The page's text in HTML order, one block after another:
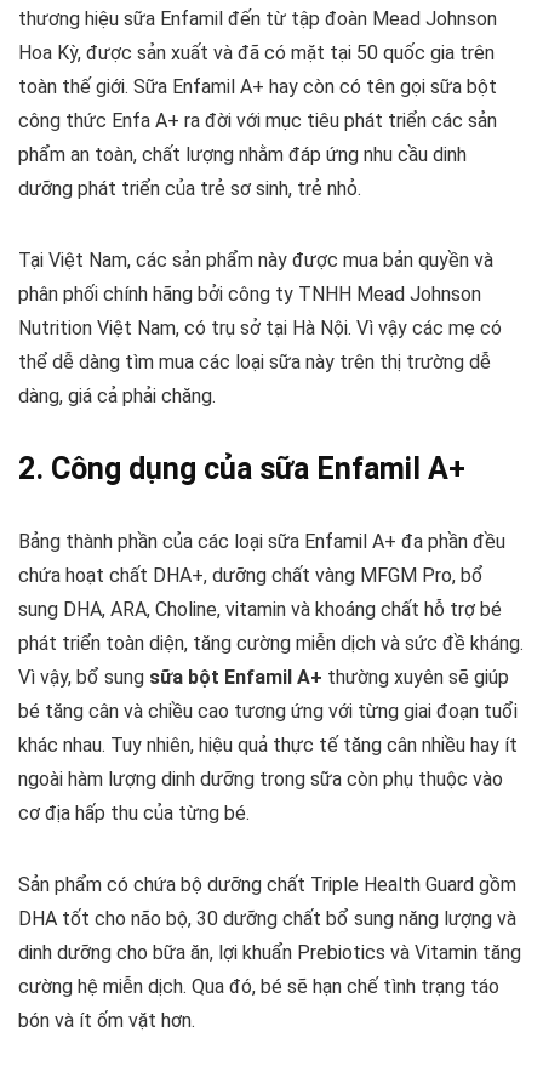
thương hiệu sữa Enfamil đến từ tập đoàn Mead Johnson
Hoa Kỳ, được sản xuất và đã có mặt tại 50 quốc gia trên
toàn thế giới. Sữa Enfamil A+ hay còn có tên gọi sữa bột
công thức Enfa A+ ra đời với mục tiêu phát triển các sản
phẩm an toàn, chất lượng nhằm đáp ứng nhu cầu dinh
dưỡng phát triển của trẻ sơ sinh, trẻ nhỏ.
Tại Việt Nam, các sản phẩm này được mua bản quyền và
phân phối chính hãng bởi công ty TNHH Mead Johnson
Nutrition Việt Nam, có trụ sở tại Hà Nội. Vì vậy các mẹ có
thể dễ dàng tìm mua các loại sữa này trên thị trường dễ
dàng, giá cả phải chăng.
2. Công dụng của sữa Enfamil A+
Bảng thành phần của các loại sữa Enfamil A+ đa phần đều
chứa hoạt chất DHA+, dưỡng chất vàng MFGM Pro, bổ
sung DHA, ARA, Choline, vitamin và khoáng chất hỗ trợ bé
phát triển toàn diện, tăng cường miễn dịch và sức đề kháng.
Vì vậy, bổ sung sữa bột Enfamil A+ thường xuyên sẽ giúp
bé tăng cân và chiều cao tương ứng với từng giai đoạn tuổi
khác nhau. Tuy nhiên, hiệu quả thực tế tăng cân nhiều hay ít
ngoài hàm lượng dinh dưỡng trong sữa còn phụ thuộc vào
cơ địa hấp thu của từng bé.
Sản phẩm có chứa bộ dưỡng chất Triple Health Guard gồm
DHA tốt cho não bộ, 30 dưỡng chất bổ sung năng lượng và
dinh dưỡng cho bữa ăn, lợi khuẩn Prebiotics và Vitamin tăng
cường hệ miễn dịch. Qua đó, bé sẽ hạn chế tình trạng táo
bón và ít ốm vặt hơn.